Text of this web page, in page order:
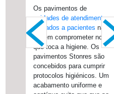
Os pavimentos de
unidades de atendimento e
cuidados a pacientes não
podem comprometer no
que toca a higiene. Os
pavimentos Stonres são
concebidos para cumprir
protocolos higiénicos. Um
acabamento uniforme e
quartos de pacientes
hospitalares
absorção de
ruído
profissionais de saúde
pavimentos de
instalações de cuidados de
saúde
acústica
instalações
de cuidados de saúde
resistentes ao desgaste
restaurante